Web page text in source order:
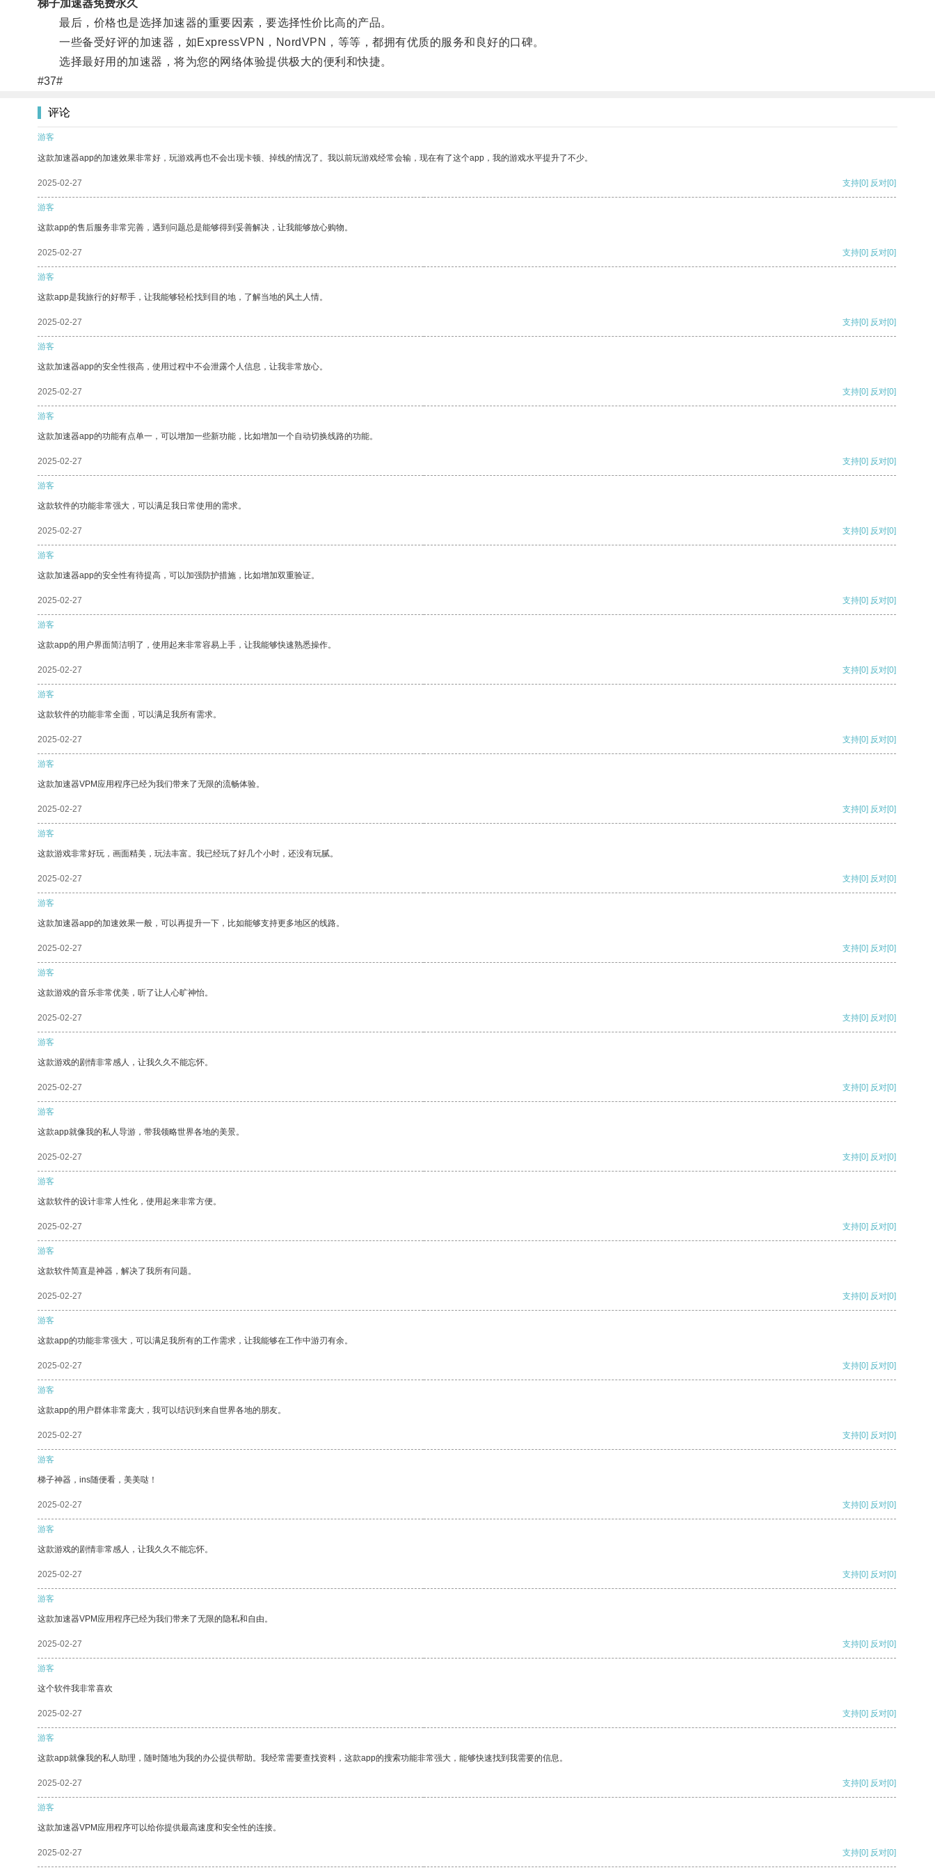
梯子加速器免费永久
最后，价格也是选择加速器的重要因素，要选择性价比高的产品。
一些备受好评的加速器，如ExpressVPN，NordVPN，等等，都拥有优质的服务和良好的口碑。
选择最好用的加速器，将为您的网络体验提供极大的便利和快捷。
#37#
评论
游客
这款加速器app的加速效果非常好，玩游戏再也不会出现卡顿、掉线的情况了。我以前玩游戏经常会输，现在有了这个app，我的游戏水平提升了不少。
2025-02-27 支持[0] 反对[0]
游客
这款app的售后服务非常完善，遇到问题总是能够得到妥善解决，让我能够放心购物。
2025-02-27 支持[0] 反对[0]
游客
这款app是我旅行的好帮手，让我能够轻松找到目的地，了解当地的风土人情。
2025-02-27 支持[0] 反对[0]
游客
这款加速器app的安全性很高，使用过程中不会泄露个人信息，让我非常放心。
2025-02-27 支持[0] 反对[0]
游客
这款加速器app的功能有点单一，可以增加一些新功能，比如增加一个自动切换线路的功能。
2025-02-27 支持[0] 反对[0]
游客
这款软件的功能非常强大，可以满足我日常使用的需求。
2025-02-27 支持[0] 反对[0]
游客
这款加速器app的安全性有待提高，可以加强防护措施，比如增加双重验证。
2025-02-27 支持[0] 反对[0]
游客
这款app的用户界面简洁明了，使用起来非常容易上手，让我能够快速熟悉操作。
2025-02-27 支持[0] 反对[0]
游客
这款软件的功能非常全面，可以满足我所有需求。
2025-02-27 支持[0] 反对[0]
游客
这款加速器VPM应用程序已经为我们带来了无限的流畅体验。
2025-02-27 支持[0] 反对[0]
游客
这款游戏非常好玩，画面精美，玩法丰富。我已经玩了好几个小时，还没有玩腻。
2025-02-27 支持[0] 反对[0]
游客
这款加速器app的加速效果一般，可以再提升一下，比如能够支持更多地区的线路。
2025-02-27 支持[0] 反对[0]
游客
这款游戏的音乐非常优美，听了让人心旷神怡。
2025-02-27 支持[0] 反对[0]
游客
这款游戏的剧情非常感人，让我久久不能忘怀。
2025-02-27 支持[0] 反对[0]
游客
这款app就像我的私人导游，带我领略世界各地的美景。
2025-02-27 支持[0] 反对[0]
游客
这款软件的设计非常人性化，使用起来非常方便。
2025-02-27 支持[0] 反对[0]
游客
这款软件简直是神器，解决了我所有问题。
2025-02-27 支持[0] 反对[0]
游客
这款app的功能非常强大，可以满足我所有的工作需求，让我能够在工作中游刃有余。
2025-02-27 支持[0] 反对[0]
游客
这款app的用户群体非常庞大，我可以结识到来自世界各地的朋友。
2025-02-27 支持[0] 反对[0]
游客
梯子神器，ins随便看，美美哒！
2025-02-27 支持[0] 反对[0]
游客
这款游戏的剧情非常感人，让我久久不能忘怀。
2025-02-27 支持[0] 反对[0]
游客
这款加速器VPM应用程序已经为我们带来了无限的隐私和自由。
2025-02-27 支持[0] 反对[0]
游客
这个软件我非常喜欢
2025-02-27 支持[0] 反对[0]
游客
这款app就像我的私人助理，随时随地为我的办公提供帮助。我经常需要查找资料，这款app的搜索功能非常强大，能够快速找到我需要的信息。
2025-02-27 支持[0] 反对[0]
游客
这款加速器VPM应用程序可以给你提供最高速度和安全性的连接。
2025-02-27 支持[0] 反对[0]